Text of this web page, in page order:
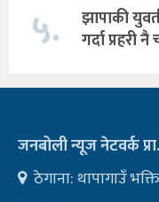
५.
झापाकी
गर्दा प्रहरी
जनबोली न्यूज नेटवर्क
ठेगाना: थापागाउँ